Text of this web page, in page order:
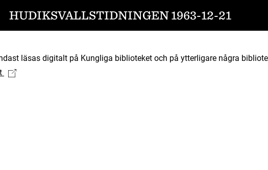
HUDIKSVALLSTIDNINGEN 1963-12-21
läsas digitalt på Kungliga biblioteket och på ytterligare några